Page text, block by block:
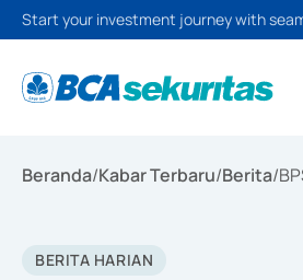
Start your investment journey with
Beranda/Kabar Terbaru/Berita/
BERITA HARIAN